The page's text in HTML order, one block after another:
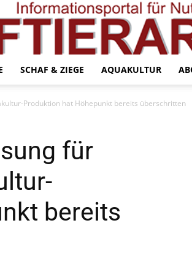
SCHAF & ZIEGE AQUAKULTUR
Produktion hat Höhepunkt bereits überschritten
für
bereits